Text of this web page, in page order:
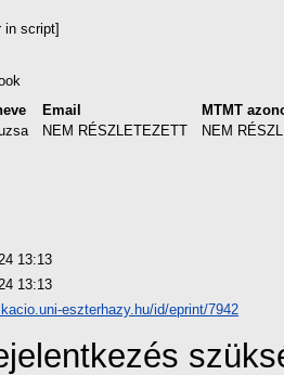
in script]
Email
MTMT
NEM RÉSZLETEZETT
NEM
13:13
13:13
eszterhazy.hu/id/eprint/7942